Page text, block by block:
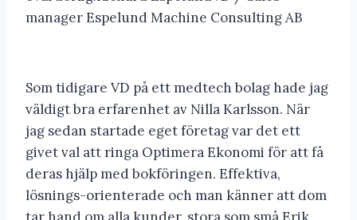
manager Espelund Machine Consulting AB
Som tidigare VD på ett medtech bolag hade jag
väldigt bra erfarenhet av Nilla Karlsson. När
jag sedan startade eget företag var det ett
givet val att ringa Optimera Ekonomi för att få
deras hjälp med bokföringen. Effektiva,
lösnings-orienterade och man känner att dom